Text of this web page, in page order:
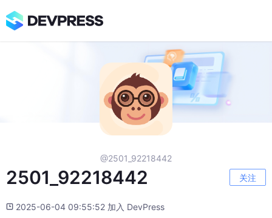
@2501_92218442
2501_92218442 关注
2025-06-04 09:55:52 加入 DevPress